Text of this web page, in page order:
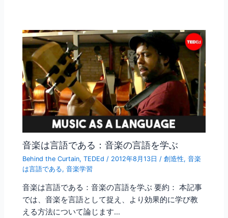
音楽は言語である：音楽の言語を学ぶ
Behind the Curtain,TEDEd / 2012年8月13日 /創造性,音楽
は言語である,音楽学習
音楽は言語である：音楽の言語を学ぶ 要約： 本記事
では、音楽を言語として捉え、より効果的に学び教
える方法について論じます…